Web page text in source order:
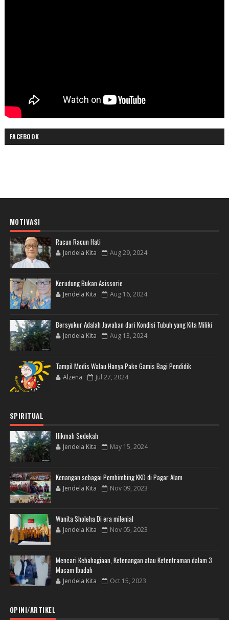
FACEBOOK
MOTIVASI
Racun Racun Hati
Jendela Kita Aug 29, 2024
Kerudung Bukan Asissorie
Jendela Kita Aug 16, 2024
Bersyukur Adalah Jawaban dari Kondisi Tubuh yang Kita Miliki
Jendela Kita Aug 13, 2024
Tampil Modis Walau Hanya Pake Gamis Bagi Pendidik
Alzena Jul 27, 2024
SPIRITUAL
Hikmah Sedekah
Jendela Kita May 15, 2024
Kenangan sebagai Pembimbing KKD di Pagar Alam
Jendela Kita Nov 09, 2023
Wanita Sholeha Di era milenial
Jendela Kita Nov 05, 2023
Mencari Kebahagiaan, Ketenangan atau Ketentraman dalam 3
Macam Ibadah
Jendela Kita Oct 15, 2023
OPINI/ARTIKEL